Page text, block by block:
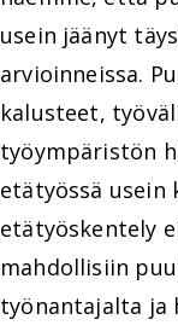
usein jäänyt
arvioinneissa.
kalusteet,
työympäristön
etätyössä
etätyöskentely
mahdollisiin
työnantajalta ja